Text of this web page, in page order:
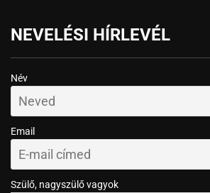
NEVELÉSI HÍRLEVÉL
Név
Email
Szülő, nagyszülő vagyok